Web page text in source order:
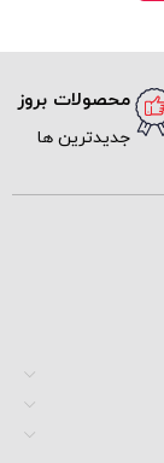
ارسال
پیک و